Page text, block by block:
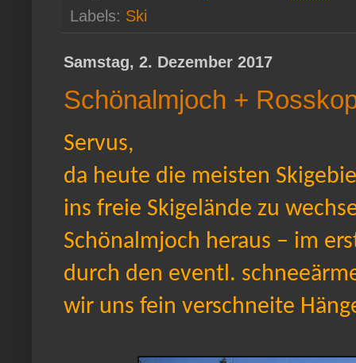
Labels: Ski
Samstag, 2. Dezember 2017
Schönalmjoch +
Servus,
da heute die meisten
ins freie Skigelände zu
Schönalmjoch heraus – im
durch den eventl.
wir uns fein verschneite